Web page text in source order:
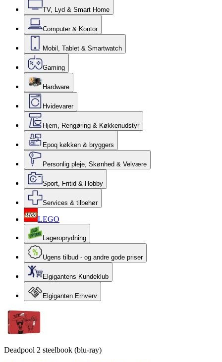
TV, Lyd & Smart Home
Computer & Kontor
Mobil, Tablet & Smartwatch
Gaming
Hardware
Hvidevarer
Hjem, Rengøring & Køkkenudstyr
Epoq køkken & bryggers
Personlig pleje, Skønhed & Velvære
Sport, Fritid & Hobby
Services & tilbehør
LEGO
Lageroprydning
Ugens tilbud - og andre gode priser
Elgigantens Kundeklub
Elgiganten Erhverv
Deadpool 2 steelbook (blu-ray)